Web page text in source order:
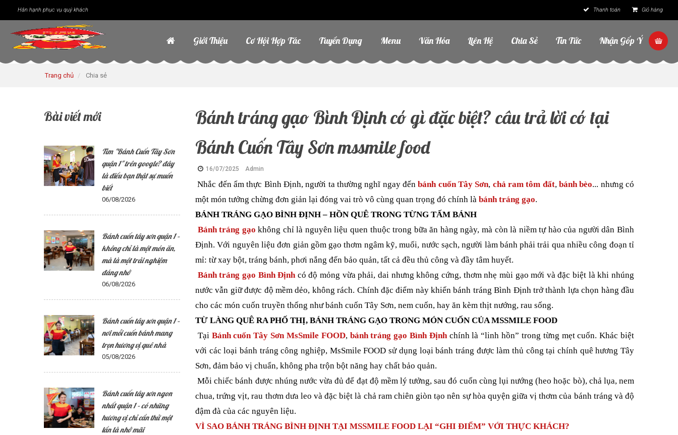
Hân hạnh phục vụ quý khách Thanh toán Giỏ hàng
Giới Thiệu Cơ Hội Hợp Tác Tuyển Dụng Menu Văn Hóa Liên Hệ Chia Sẻ Tin Tức Nhận Gốp Ý
Trang chủ Chia sẻ
Bài viết mới
Tìm "Bánh Cuốn Tây Sơn
quận 1" trên google? đây
là điều bạn thật sự muốn
biết
06/08/2026
Bánh cuốn tây sơn quận 1 –
không chỉ là một món ăn,
mà là một trải nghiệm
đáng nhớ
06/08/2026
Bánh cuốn tây sơn quận 1 –
nơi mỗi cuốn bánh mang
trọn hương vị quê nhà
05/08/2026
Bánh cuốn tây sơn ngon
nhất quận 1 – có những
hương vị chỉ cần thử một
lần là nhớ mãi
Bánh tráng gạo Bình Định có gì đặc biệt? câu trả lời có tại
Bánh Cuốn Tây Sơn mssmile food
16/07/2025 Admin
Nhắc đến ẩm thực Bình Định, người ta thường nghĩ ngay đến bánh cuốn Tây Sơn, chả ram tôm đất,bánh bèo... nhưng có
một món tưởng chừng đơn giản lại đóng vai trò vô cùng quan trọng đó chính là bánh tráng gạo.
BÁNH TRÁNG GẠO BÌNH ĐỊNH – HỒN QUÊ TRONG TỪNG TẤM BÁNH
Bánh tráng gạo không chỉ là nguyên liệu quen thuộc trong bữa ăn hàng ngày, mà còn là niềm tự hào của người dân Bình
Định. Với nguyên liệu đơn giản gồm gạo thơm ngâm kỹ, muối, nước sạch, người làm bánh phải trải qua nhiều công đoạn tỉ
mỉ: từ xay bột, tráng bánh, phơi nắng đến bảo quản, tất cả đều thủ công và đầy tâm huyết.
Bánh tráng gạo Bình Địnhcó độ mỏng vừa phải, dai nhưng không cứng, thơm nhẹ mùi gạo mới và đặc biệt là khi nhúng
nước vẫn giữ được độ mềm dẻo, không rách. Chính đặc điểm này khiến bánh tráng Bình Định trở thành lựa chọn hàng đầu
cho các món cuốn truyền thống như bánh cuốn Tây Sơn, nem cuốn, hay ăn kèm thịt nướng, rau sống.
TỪ LÀNG QUÊ RA PHỐ THỊ, BÁNH TRÁNG GẠO TRONG MÓN CUỐN CỦA MSSMILE FOOD
Tại Bánh cuốn Tây Sơn MsSmile FOOD, bánh tráng gạo Bình Định chính là “linh hồn” trong từng mẹt cuốn. Khác biệt
với các loại bánh tráng công nghiệp, MsSmile FOOD sử dụng loại bánh tráng được làm thủ công tại chính quê hương Tây
Sơn, đảm bảo vị chuẩn, không pha trộn bột năng hay chất bảo quản.
Mỗi chiếc bánh được nhúng nước vừa đủ để đạt độ mềm lý tưởng, sau đó cuốn cùng lụi nướng (heo hoặc bò), chả lụa, nem
chua, trứng vịt, rau thơm dưa leo và đặc biệt là chả ram chiên giòn tạo nên sự hòa quyện giữa vị thơm của bánh tráng và độ
đậm đà của các nguyên liệu.
VÌ SAO BÁNH TRÁNG BÌNH ĐỊNH TẠI MSSMILE FOOD LẠI “GHI ĐIỂM” VỚI THỰC KHÁCH?